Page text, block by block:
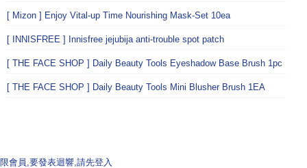
[ Mizon ] Enjoy Vital-up Time Nourishing Mask-Set 10ea
[ INNISFREE ] Innisfree jejubija anti-trouble spot patch
[ THE FACE SHOP ] Daily Beauty Tools Eyeshadow Base Brush 1pc
[ THE FACE SHOP ] Daily Beauty Tools Mini Blusher Brush 1EA
限會員,要發表迴響,請先登入